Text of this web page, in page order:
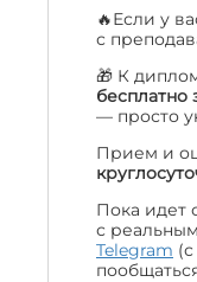
🔥Если у
с
🎁 К
бесплатно
— просто
Прием и
Пока идет
с
Telegram